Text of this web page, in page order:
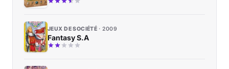
JEUX DE SOCIÉTÉ 2009
Fantasy S.A